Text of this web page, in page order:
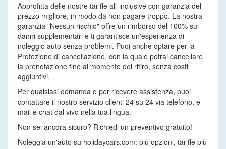
Approfitta delle nostre tariffe all-inclusive con garanzia del
prezzo migliore, in modo da non pagare troppo. La nostra
garanzia "Nessun rischio" offre un rimborso del 100% sui
danni supplementari e ti garantisce un'esperienza di
noleggio auto senza problemi. Puoi anche optare per la
Protezione di cancellazione, con la quale potrai cancellare
la prenotazione fino al momento del ritiro, senza costi
aggiuntivi.
Per qualsiasi domanda o per ricevere assistenza, puoi
contattare il nostro servizio clienti 24 su 24 via telefono, e-
mail e chat dal vivo nella tua lingua.
Non sei ancora sicuro? Richiedi un preventivo gratuito!
Noleggia un'auto su holidaycars.com: più opzioni, tariffe più